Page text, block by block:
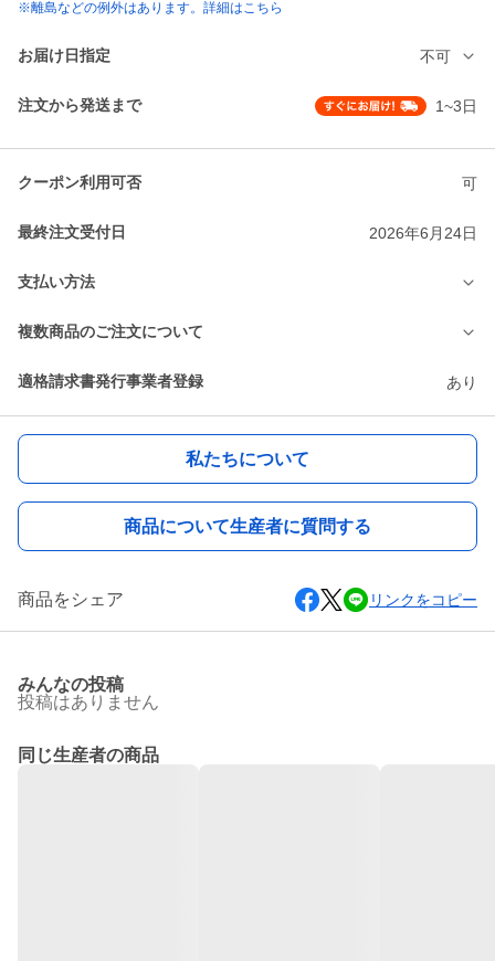
※離島などの例外はあります。詳細はこちら
お届け日指定 不可
注文から発送まで 1~3日
クーポン利用可否 可
最終注文受付日 2026年6月24日
支払い方法
複数商品のご注文について
適格請求書発行事業者登録 あり
私たちについて
商品について生産者に質問する
商品をシェア リンクをコピー
みんなの投稿
投稿はありません
同じ生産者の商品